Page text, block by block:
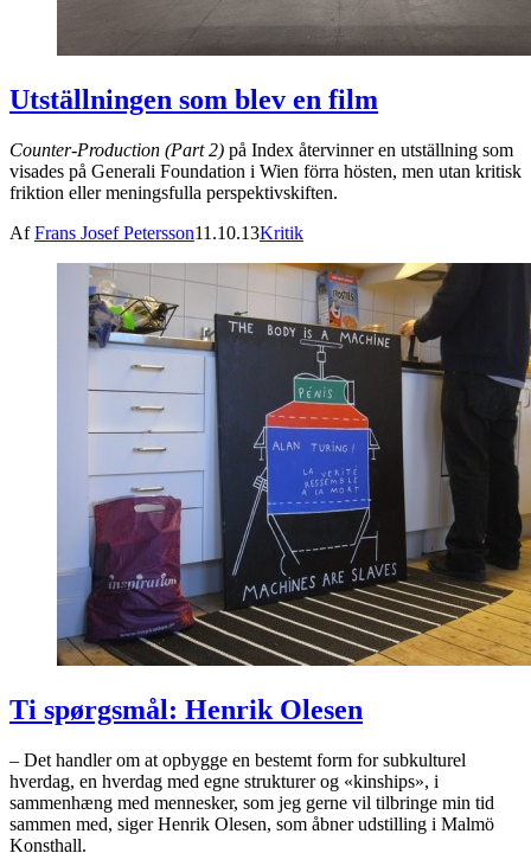
Utställningen som blev en film
Counter-Production (Part 2) på Index återvinner en utställning som
visades på Generali Foundation i Wien förra hösten, men utan kritisk
friktion eller meningsfulla perspektivskiften.
AfFrans Josef Petersson11.10.13Kritik
Ti spørgsmål: Henrik Olesen
– Det handler om at opbygge en bestemt form for subkulturel
hverdag, en hverdag med egne strukturer og «kinships», i
sammenhæng med mennesker, som jeg gerne vil tilbringe min tid
sammen med, siger Henrik Olesen, som åbner udstilling i Malmö
Konsthall.